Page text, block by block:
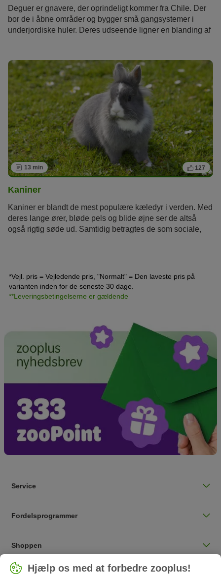
Deguer er gnavere, der oprindeligt kommer fra Chile. Der
bor de i åbne områder og bygger små gangsystemer i
underjordiske huler. Deres udseende ligner en blanding af
hænder. Deres klør på bagbenene giver dem mulighed for
at klatre på klipper og grene.
13 min 127
Kaniner
Kaniner er blandt de mest populære kæledyr i verden. Med
deres lange ører, bløde pels og blide øjne ser de altså
også rigtig søde ud. Samtidig betragtes de som sociale,
på en artskorrekt måde, kan du læse mere om her.
*Vejl. pris = Vejledende pris, "Normalt" = Den laveste pris på
varianten inden for de seneste 30 dage.
**Leveringsbetingelserne er gældende
Service
Fordelsprogrammer
Shoppen
Vælg landHjælp os med at forbedre zooplus!